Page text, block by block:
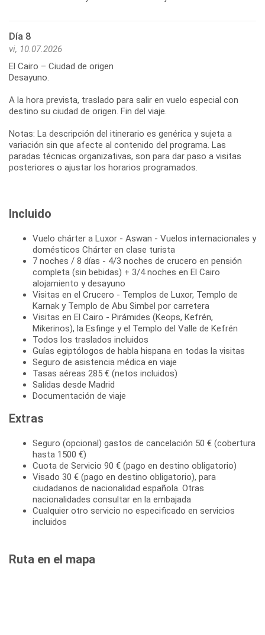
Día 8
vi, 10.07.2026
El Cairo – Ciudad de origen
Desayuno.
A la hora prevista, traslado para salir en vuelo especial con
destino su ciudad de origen. Fin del viaje.
Notas: La descripción del itinerario es genérica y sujeta a
variación sin que afecte al contenido del programa. Las
paradas técnicas organizativas, son para dar paso a visitas
posteriores o ajustar los horarios programados.
Incluido
Vuelo chárter a Luxor - Aswan - Vuelos internacionales y
domésticos Chárter en clase turista
7 noches / 8 días - 4/3 noches de crucero en pensión
completa (sin bebidas) + 3/4 noches en El Cairo
alojamiento y desayuno
Visitas en el Crucero - Templos de Luxor, Templo de
Karnak y Templo de Abu Simbel por carretera
Visitas en El Cairo - Pirámides (Keops, Kefrén,
Mikerinos), la Esfinge y el Templo del Valle de Kefrén
Todos los traslados incluidos
Guías egiptólogos de habla hispana en todas la visitas
Seguro de asistencia médica en viaje
Tasas aéreas 285 € (netos incluidos)
Salidas desde Madrid
Documentación de viaje
Extras
Seguro (opcional) gastos de cancelación 50 € (cobertura
hasta 1500 €)
Cuota de Servicio 90 € (pago en destino obligatorio)
Visado 30 € (pago en destino obligatorio), para
ciudadanos de nacionalidad española. Otras
nacionalidades consultar en la embajada
Cualquier otro servicio no especificado en servicios
incluidos
Ruta en el mapa